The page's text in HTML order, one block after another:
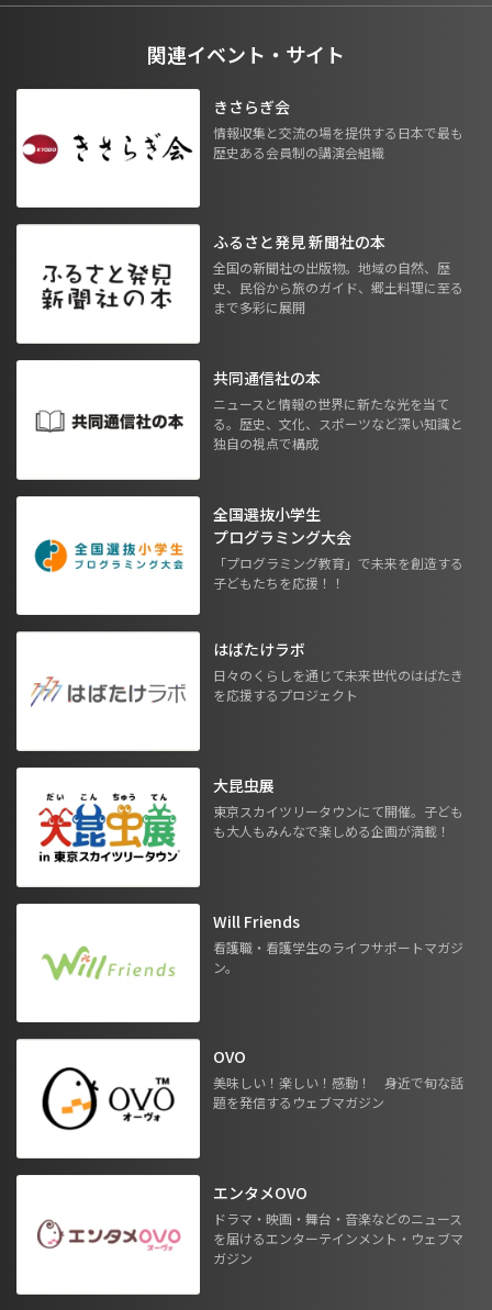
関連イベント・サイト
きさらぎ会
情報収集と交流の場を提供する日本で最も
歴史ある会員制の講演会組織
ふるさと発見 新聞社の本
全国の新聞社の出版物。地域の自然、歴
史、民俗から旅のガイド、郷土料理に至る
まで多彩に展開
共同通信社の本
ニュースと情報の世界に新たな光を当て
る。歴史、文化、スポーツなど深い知識と
独自の視点で構成
全国選抜小学生
プログラミング大会
「プログラミング教育」で未来を創造する
子どもたちを応援！！
はばたけラボ
日々のくらしを通じて未来世代のはばたき
を応援するプロジェクト
大昆虫展
東京スカイツリータウンにて開催。子ども
も大人もみんなで楽しめる企画が満載！
Will Friends
看護職・看護学生のライフサポートマガジ
ン。
OVO
美味しい！楽しい！感動！ 身近で旬な話
題を発信するウェブマガジン
エンタメOVO
ドラマ・映画・舞台・音楽などのニュース
を届けるエンターテインメント・ウェブマ
ガジン